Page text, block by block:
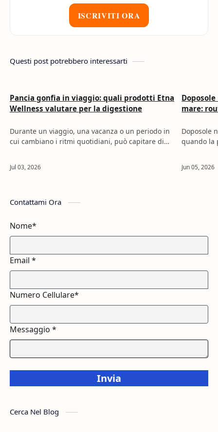
ISCRIVITI ORA
Questi post potrebbero interessarti
Pancia gonfia in viaggio: quali prodotti Etna
Wellness valutare per la digestione
Durante un viaggio, una vacanza o un periodo in
cui cambiano i ritmi quotidiani, può capitare di
mare:
Doposole
quando la
Contattami Ora
Nome*
Email *
Numero Cellulare*
Messaggio *
Invia
Cerca Nel Blog